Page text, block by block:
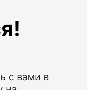
с вами в